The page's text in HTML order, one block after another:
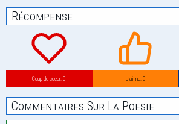
Récompense
Coup de coeur: 0 J’aime: 0
Commentaires Sur La Poesie